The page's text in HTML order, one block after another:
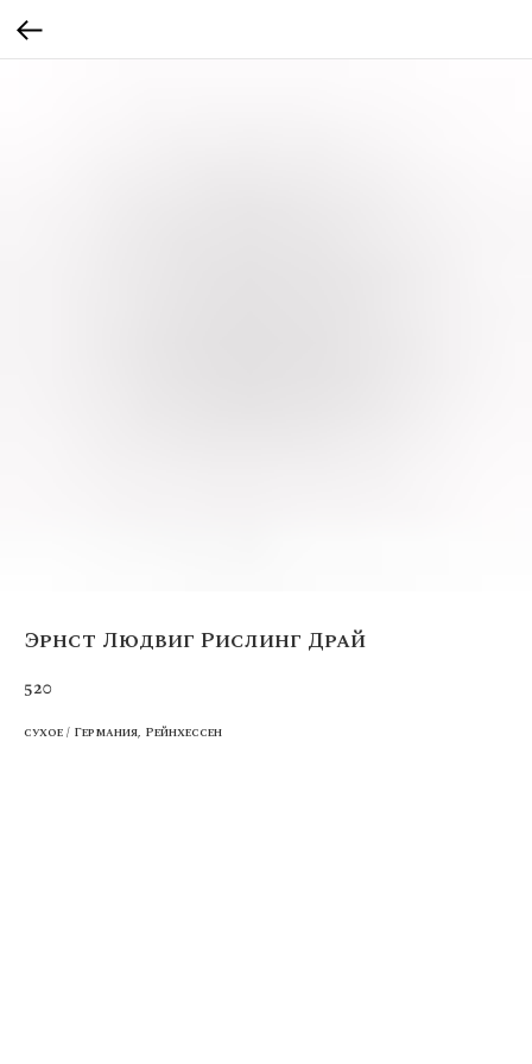
Эрнст Людвиг Рислинг Драй
520
сухое / Германия, Рейнхессен